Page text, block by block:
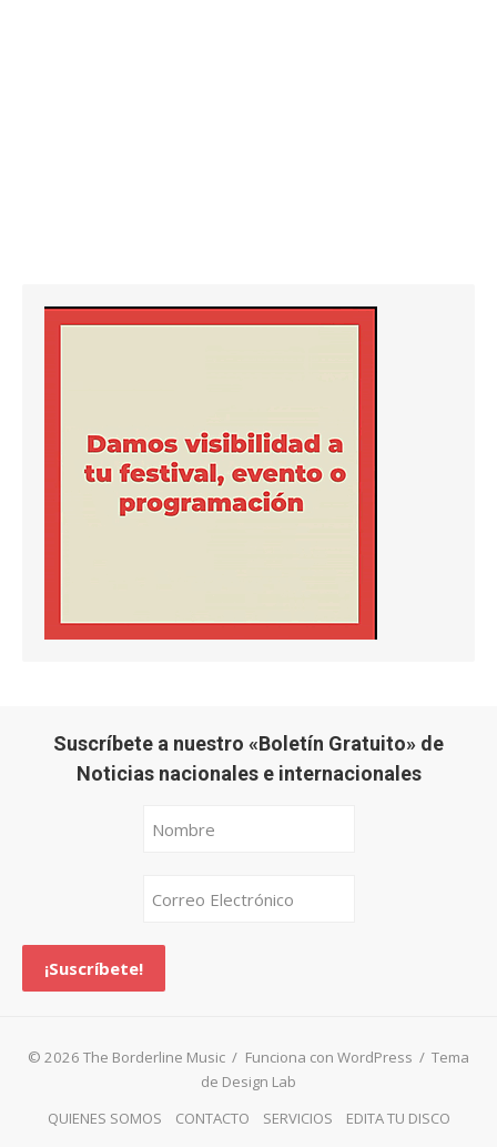
Suscríbete a nuestro «Boletín Gratuito» de
Noticias nacionales e internacionales
© 2026 The Borderline Music / Funciona con WordPress / Tema
de Design Lab
QUIENES SOMOS
CONTACTO SERVICIOS EDITA TU DISCO